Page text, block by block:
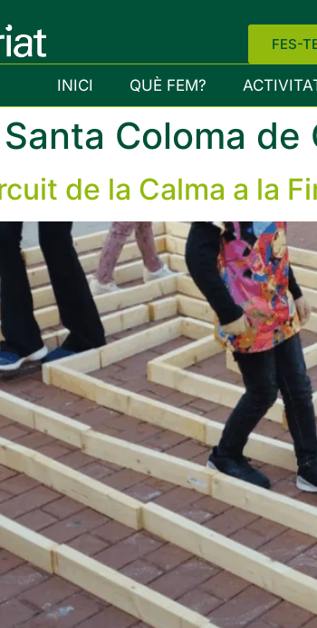
FES-
INICI QUÈ FEM?
Santa Coloma de
de la Calma a la